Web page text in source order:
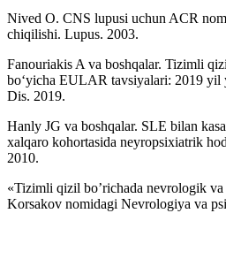
Nived O. CNS lupusi uchun ACR
chiqilishi. Lupus. 2003.
Fanouriakis A va boshqalar. Tizimli
bo‘yicha EULAR tavsiyalari: 2019 yil
Dis. 2019.
Hanly JG va boshqalar. SLE bilan
xalqaro kohortasida neyropsixiatrik
2010.
«Tizimli qizil bo’richada nevrologik
Korsakov nomidagi Nevrologiya va